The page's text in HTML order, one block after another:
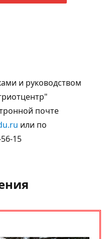
и руководством
почте
или по
15